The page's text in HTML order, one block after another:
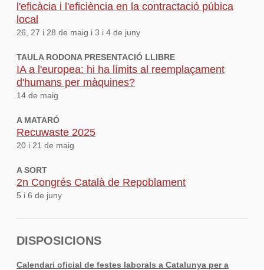
l'eficàcia i l'eficiència en la contractació púbica
local
26, 27 i 28 de maig i 3 i 4 de juny
TAULA RODONA PRESENTACIÓ LLIBRE
IA a l'europea: hi ha límits al reemplaçament
d'humans per màquines?
14 de maig
A MATARÓ
Recuwaste 2025
20 i 21 de maig
A SORT
2n Congrés Català de Repoblament
5 i 6 de juny
DISPOSICIONS
Calendari oficial de festes laborals a Catalunya per a